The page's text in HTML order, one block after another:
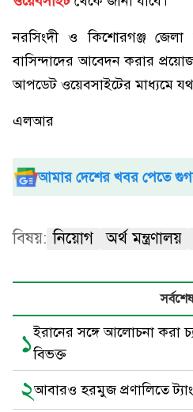
নরসিংদী ও কিশোরগঞ্জ
বাসিন্দাদের আবেদন করার
আপডেট ওয়েবসাইটের মাধ্যমে
এলআর
আমার দেশের খবর পেতে
বিষয়: নিয়োগ অর্থ মন্ত্রণালয়
সর্বশেষ
১ইরানের সঙ্গে আলোচনা করা
বিভক্ত
২আবারও হরমুজ প্রণালিতে